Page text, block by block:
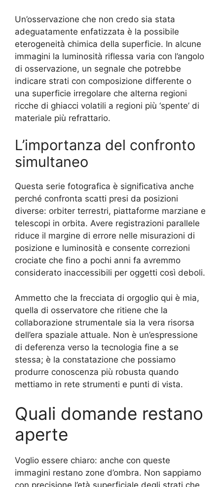
Un’osservazione che non credo sia stata
adeguatamente enfatizzata è la possibile
eterogeneità chimica della superficie. In alcune
immagini la luminosità riflessa varia con l’angolo
di osservazione, un segnale che potrebbe
indicare strati con composizione differente o
una superficie irregolare che alterna regioni
ricche di ghiacci volatili a regioni più ‘spente’ di
materiale più refrattario.
L’importanza del confronto
simultaneo
Questa serie fotografica è significativa anche
perché confronta scatti presi da posizioni
diverse: orbiter terrestri, piattaforme marziane e
telescopi in orbita. Avere registrazioni parallele
riduce il margine di errore nelle misurazioni di
posizione e luminosità e consente correzioni
crociate che fino a pochi anni fa avremmo
considerato inaccessibili per oggetti così deboli.
Ammetto che la frecciata di orgoglio qui è mia,
quella di osservatore che ritiene che la
collaborazione strumentale sia la vera risorsa
dell’era spaziale attuale. Non è un’espressione
di deferenza verso la tecnologia fine a se
stessa; è la constatazione che possiamo
produrre conoscenza più robusta quando
mettiamo in rete strumenti e punti di vista.
Quali domande restano
aperte
Voglio essere chiaro: anche con queste
immagini restano zone d’ombra. Non sappiamo